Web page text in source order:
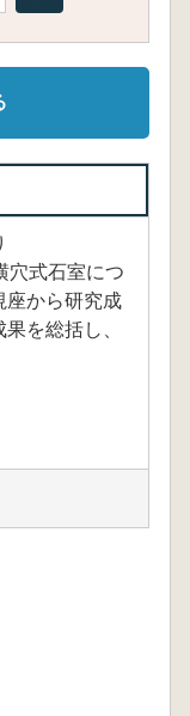
穴式石室につ
座から研究成
を総括し、
)
―編年・
)
の横穴式
(藏冨士 寛)
終焉 (下原